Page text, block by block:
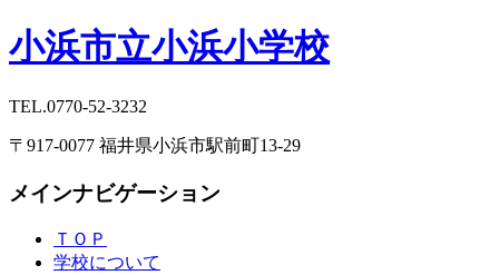
小浜市立小浜小学校
TEL.0770-52-3232
〒917-0077 福井県小浜市駅前町13-29
メインナビゲーション
ＴＯＰ
学校について